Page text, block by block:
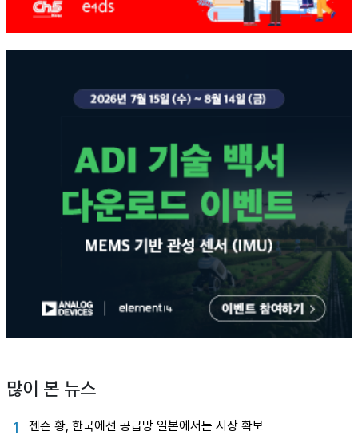
많이 본 뉴스
1 젠슨 황, 한국에선 공급망 일본에서는 시장 확보